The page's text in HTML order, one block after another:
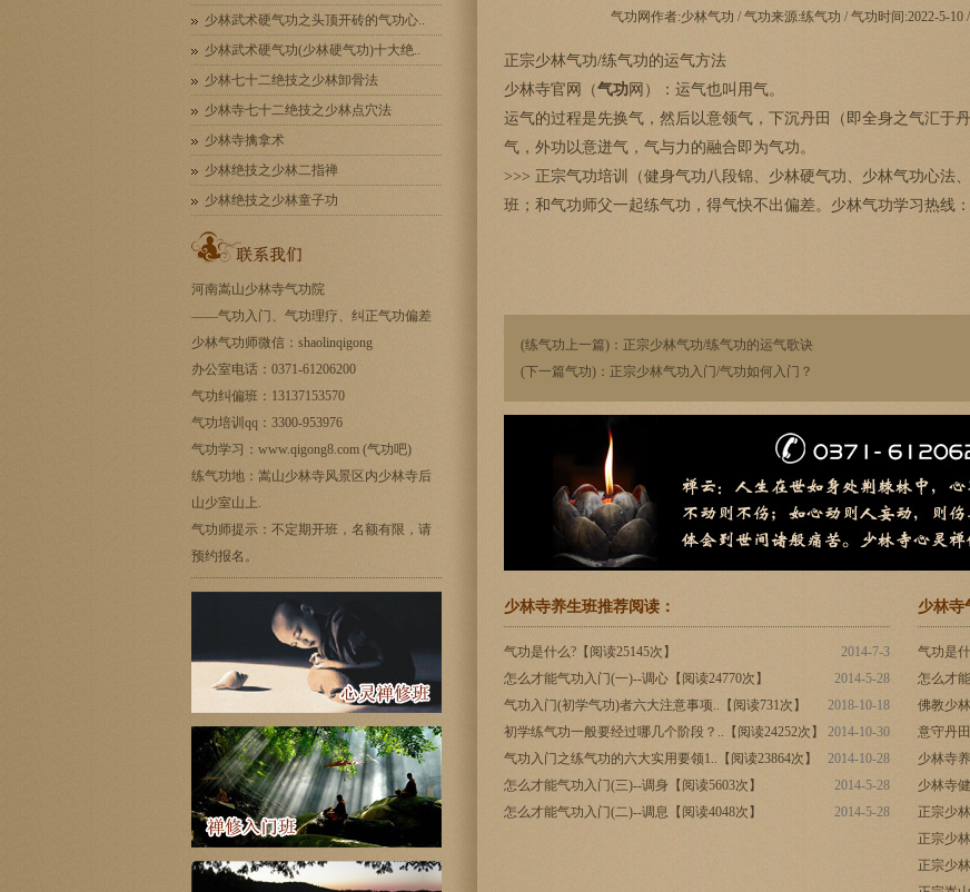
少林武术硬气功之头顶开砖的气功心..
少林武术硬气功(少林硬气功)十大绝..
少林七十二绝技之少林卸骨法
少林寺七十二绝技之少林点穴法
少林寺擒拿术
少林绝技之少林二指禅
少林绝技之少林童子功
河南嵩山少林寺气功院
——气功入门 、气功理疗、纠正气功偏差
少林气功师微信：shaolinqigong
办公室电话：0371-61206200
气功纠偏班：13137153570
气功培训qq：3300-953976
气功学习：www.qigong8.com (气功吧)
练气功地：嵩山少林寺风景区内少林寺后
山少室山上.
气功师提示：不定期开班，名额有限，请
预约报名。
气功网作者:少林气功 / 气功来源:练气功 / 气功时间:2022-5-10
正宗少林气功/练气功的运气方法
少林寺官网（气功网）：运气也叫用气。
运气的过程是先换气，然后以意领气，下沉丹田（即全身之气汇于
气，外功以意迸气，气与力的融合即为气功。
>>> 正宗气功培训（健身气功八段锦、少林硬气功、少林气功心法
班； 和气功师父一起练气功，得气快不出偏差。少林气功学习热线：
(练气功上一篇)： 正宗少林气功/练气功的运气歌诀
(下一篇气功)： 正宗少林气功入门/气功如何入门？
少林寺养生班推荐阅读：
2014-7-3
气功是什么?【阅读25145次】
2014-5-28
怎么才能气功入门(一)--调心【阅读24770次】
2018-10-18
气功入门(初学气功)者六大注意事项..【阅读731次】
2014-10-30
初学练气功一般要经过哪几个阶段？..【阅读24252次】
2014-10-28
气功入门之练气功的六大实用要领1..【阅读23864次】
2014-5-28
怎么才能气功入门(三)--调身【阅读5603次】
2014-5-28
怎么才能气功入门(二)--调息【阅读4048次】
少林寺
气功是
怎么才
佛教少
意守丹
少林寺
少林寺
正宗少
正宗少
正宗少